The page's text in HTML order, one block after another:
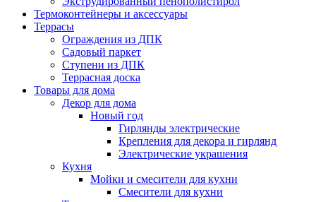
Термоконтейнеры и аксессуары
Террасы
Ограждения из ДПК
Садовый паркет
Ступени из ДПК
Террасная доска
Товары для дома
Декор для дома
Новый год
Гирлянды электрические
Крепления для декора и гирлянд
Электрические украшения
Кухня
Мойки и смесители для кухни
Смесители для кухни